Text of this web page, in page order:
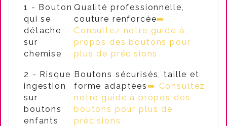
1 - Bouton
qui se
détache
sur
chemise
Qualité professionnelle,
couture renforcée➡️
Consultez notre guide à
propos des boutons pour
plus de précisions
2 - Risque
ingestion
sur
boutons
enfants
Boutons sécurisés, taille et
forme adaptées➡️ Consultez
notre guide à propos des
boutons pour plus de
précisions